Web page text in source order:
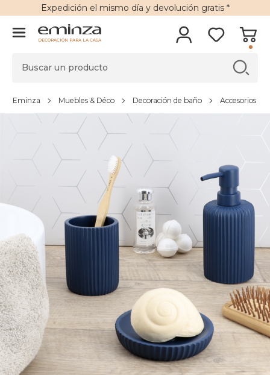
Expedición el mismo día y devolución gratis*
DECORACIÓN PARA LA CASA
Eminza Muebles & Déco Decoración de baño Accesorios de